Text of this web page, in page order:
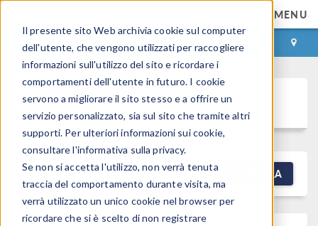
Il presente sito Web archivia cookie sul computer
dell'utente, che vengono utilizzati per raccogliere
informazioni sull'utilizzo del sito e ricordare i
comportamenti dell'utente in futuro. I cookie
servono a migliorare il sito stesso e a offrire un
servizio personalizzato, sia sul sito che tramite altri
supporti. Per ulteriori informazioni sui cookie,
consultare l'informativa sulla privacy.
Se non si accetta l'utilizzo, non verrà tenuta
traccia del comportamento durante visita, ma
verrà utilizzato un unico cookie nel browser per
ricordare che si è scelto di non registrare
MENU
ACCEDI CONTACT
Discussion Forum
NEW DISCUSSION FILTRA